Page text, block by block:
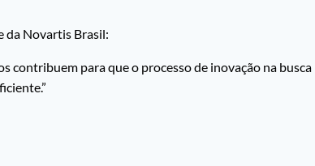
da Novartis Brasil:
contribuem para que o processo de inovação na busca